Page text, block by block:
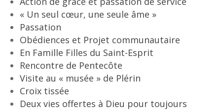
« Un seul cœur, une seule âme »
Passation
Obédiences et Projet communautaire
En Famille Filles du Saint-Esprit
Rencontre de Pentecôte
Visite au « musée » de Plérin
Croix tissée
Deux vies offertes à Dieu pour toujours